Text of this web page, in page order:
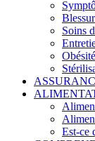
Soins
Est-ce